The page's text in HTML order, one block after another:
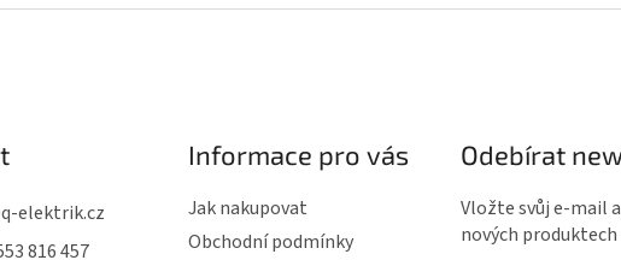
q-elektrik.cz
816 457
Informace pro vás
Jak nakupovat
Obchodní podmínky
Odebírat
Vložte svůj e-mail
nových